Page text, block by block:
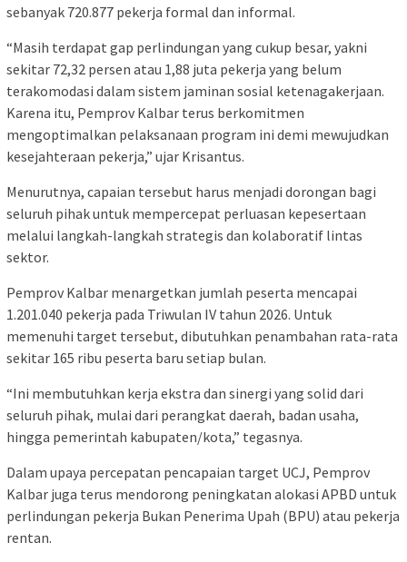
sebanyak 720.877 pekerja formal dan informal.
“Masih terdapat gap perlindungan yang cukup besar, yakni
sekitar 72,32 persen atau 1,88 juta pekerja yang belum
terakomodasi dalam sistem jaminan sosial ketenagakerjaan.
Karena itu, Pemprov Kalbar terus berkomitmen
mengoptimalkan pelaksanaan program ini demi mewujudkan
kesejahteraan pekerja,” ujar Krisantus.
Menurutnya, capaian tersebut harus menjadi dorongan bagi
seluruh pihak untuk mempercepat perluasan kepesertaan
melalui langkah-langkah strategis dan kolaboratif lintas
sektor.
Pemprov Kalbar menargetkan jumlah peserta mencapai
1.201.040 pekerja pada Triwulan IV tahun 2026. Untuk
memenuhi target tersebut, dibutuhkan penambahan rata-rata
sekitar 165 ribu peserta baru setiap bulan.
“Ini membutuhkan kerja ekstra dan sinergi yang solid dari
seluruh pihak, mulai dari perangkat daerah, badan usaha,
hingga pemerintah kabupaten/kota,” tegasnya.
Dalam upaya percepatan pencapaian target UCJ, Pemprov
Kalbar juga terus mendorong peningkatan alokasi APBD untuk
perlindungan pekerja Bukan Penerima Upah (BPU) atau pekerja
rentan.